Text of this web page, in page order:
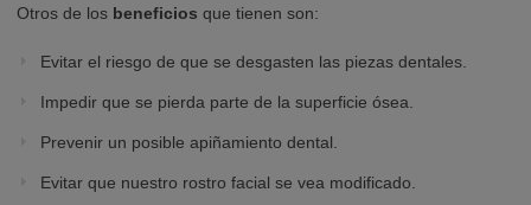
Otros de los beneficios que tienen son:
Evitar el riesgo de que se desgasten las piezas dentales.
Impedir que se pierda parte de la superficie ósea.
Prevenir un posible apiñamiento dental.
Evitar que nuestro rostro facial se vea modificado.